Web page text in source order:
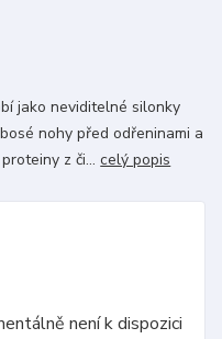
jako neviditelné silonky
nohy před odřeninami a
z či...celý popis
není k dispozici